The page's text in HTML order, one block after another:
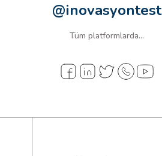
@inovasyontest
Tüm platformlarda...